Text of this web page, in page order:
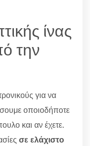
ίνας
την
για να
οποιοδήποτε
και αν έχετε.
σε ελάχιστο